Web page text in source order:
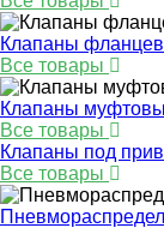
Клапаны
Все товары
Клапаны
Все товары
Клапаны под
Все товары